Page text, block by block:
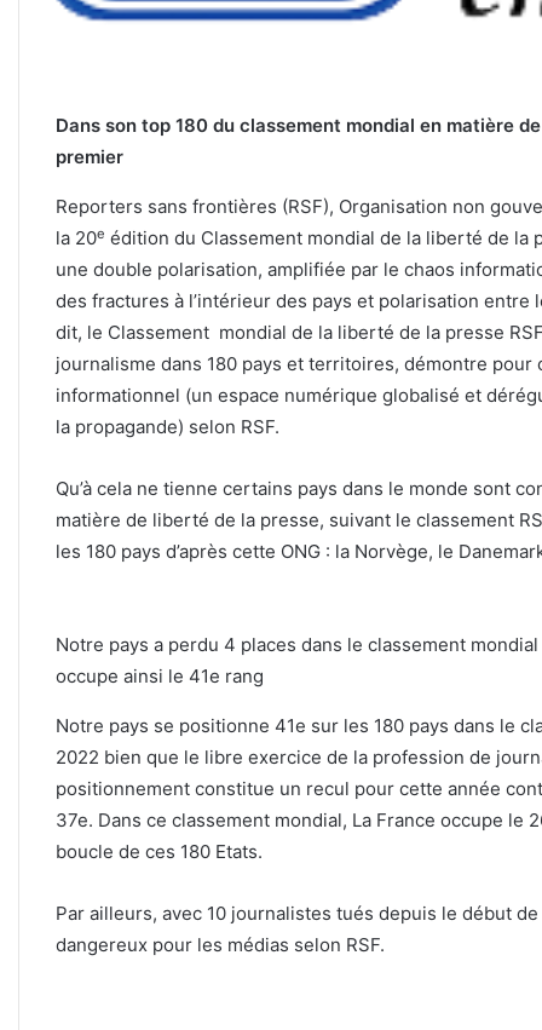
Dans son top 180 du classement mondial en matière
premier
Reporters sans frontières (RSF), Organisation non
la 20e édition du Classement mondial de la liberté de la
une double polarisation, amplifiée par le chaos
des fractures à l’intérieur des pays et polarisation
dit, le Classement mondial de la liberté de la presse
journalisme dans 180 pays et territoires, démontre
informationnel (un espace numérique globalisé et
la propagande) selon RSF.
Qu’à cela ne tienne certains pays dans le monde sont
matière de liberté de la presse, suivant le classement
les 180 pays d’après cette ONG : la Norvège, le
Notre pays a perdu 4 places dans le classement
occupe ainsi le 41e rang
Notre pays se positionne 41e sur les 180 pays dans le
2022 bien que le libre exercice de la profession de
positionnement constitue un recul pour cette année
37e. Dans ce classement mondial, La France occupe le
boucle de ces 180 Etats.
Par ailleurs, avec 10 journalistes tués depuis le début
dangereux pour les médias selon RSF.